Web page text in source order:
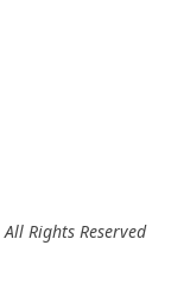
All Rights Reserved